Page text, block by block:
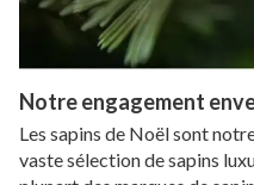
Notre engagement
Les sapins de Noël sont
vaste sélection de sapins